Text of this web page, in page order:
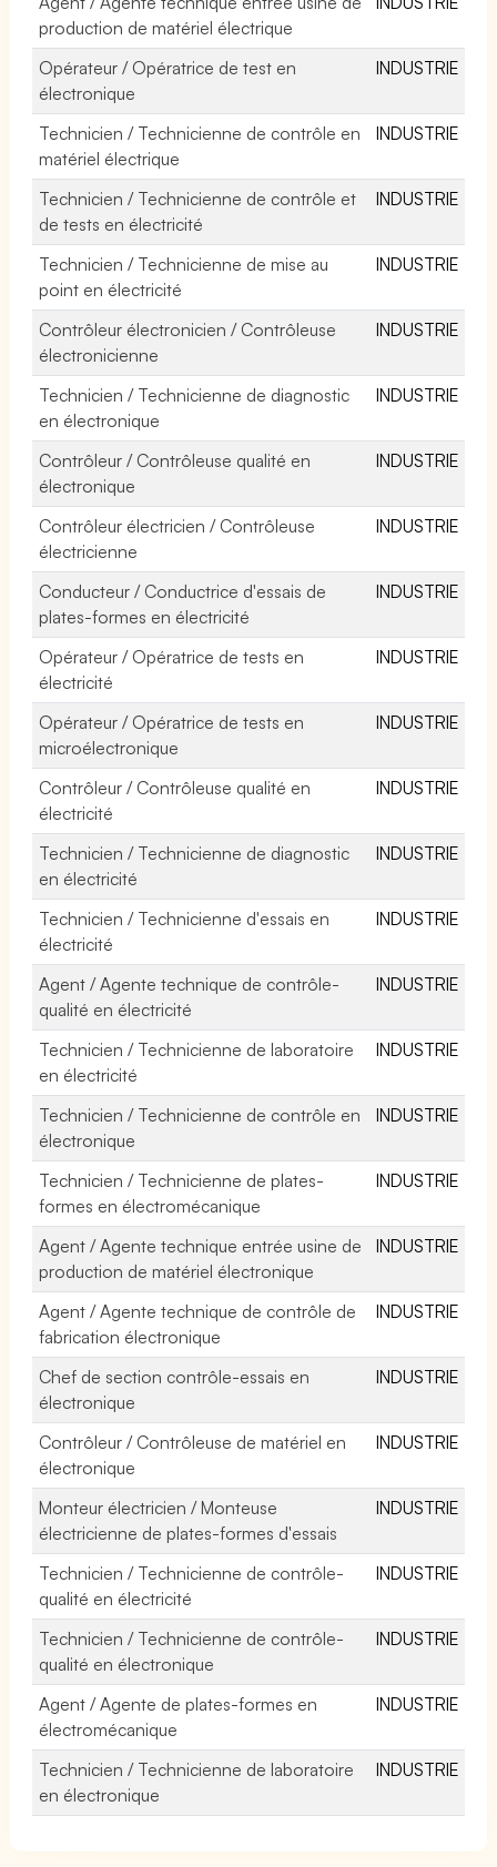
production de matériel électrique
Opérateur / Opératrice de test en
électronique
INDUSTRIE
Technicien / Technicienne de contrôle en
matériel électrique
INDUSTRIE
Technicien / Technicienne de contrôle et
de tests en électricité
INDUSTRIE
Technicien / Technicienne de mise au
point en électricité
INDUSTRIE
Contrôleur électronicien / Contrôleuse
électronicienne
INDUSTRIE
Technicien / Technicienne de diagnostic
en électronique
INDUSTRIE
Contrôleur / Contrôleuse qualité en
électronique
INDUSTRIE
Contrôleur électricien / Contrôleuse
électricienne
INDUSTRIE
Conducteur / Conductrice d'essais de
plates-formes en électricité
INDUSTRIE
Opérateur / Opératrice de tests en
électricité
INDUSTRIE
Opérateur / Opératrice de tests en
microélectronique
INDUSTRIE
Contrôleur / Contrôleuse qualité en
électricité
INDUSTRIE
Technicien / Technicienne de diagnostic
en électricité
INDUSTRIE
Technicien / Technicienne d'essais en
électricité
INDUSTRIE
Agent / Agente technique de contrôle-
qualité en électricité
INDUSTRIE
Technicien / Technicienne de laboratoire
en électricité
INDUSTRIE
Technicien / Technicienne de contrôle en
électronique
INDUSTRIE
Technicien / Technicienne de plates-
formes en électromécanique
INDUSTRIE
Agent / Agente technique entrée usine de
production de matériel électronique
INDUSTRIE
Agent / Agente technique de contrôle de
fabrication électronique
INDUSTRIE
Chef de section contrôle-essais en
électronique
INDUSTRIE
Contrôleur / Contrôleuse de matériel en
électronique
INDUSTRIE
Monteur électricien / Monteuse
électricienne de plates-formes d'essais
INDUSTRIE
Technicien / Technicienne de contrôle-
qualité en électricité
INDUSTRIE
Technicien / Technicienne de contrôle-
qualité en électronique
INDUSTRIE
Agent / Agente de plates-formes en
électromécanique
INDUSTRIE
Technicien / Technicienne de laboratoire
en électronique
INDUSTRIE